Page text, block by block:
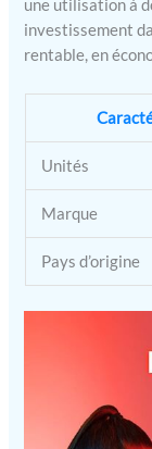
une utilisation à
investissement
rentable, en
Unités
Marque
Pays d’origine